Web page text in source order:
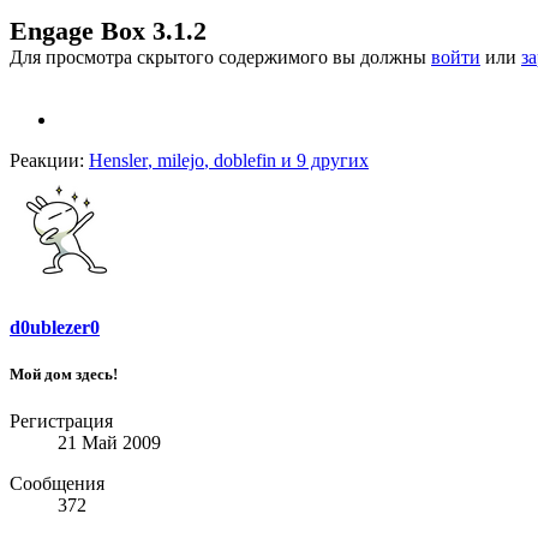
Engage Box 3.1.2
Для просмотра скрытого содержимого вы должны войти или
Реакции: Hensler, milejo, doblefin и 9 других
d0ublezer0
Мой дом здесь!
Регистрация
21 Май 2009
Сообщения
372